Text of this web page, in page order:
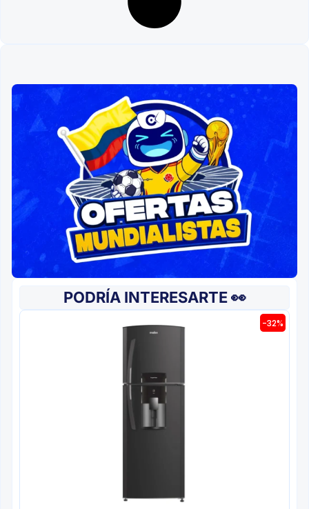
PODRÍA INTERESARTE 👀
-32%